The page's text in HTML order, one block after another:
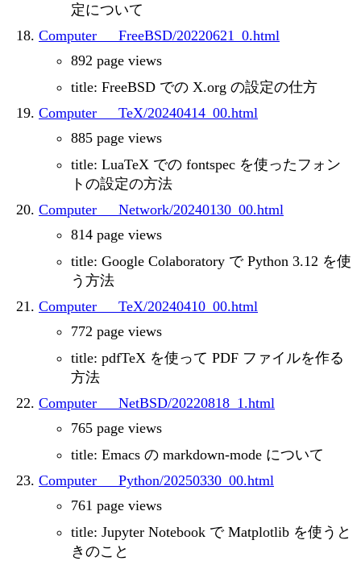
定について
Computer___FreeBSD/20220621_0.html
892 page views
title: FreeBSD での X.org の設定の仕方
Computer___TeX/20240414_00.html
885 page views
title: LuaTeX での fontspec を使ったフォン
トの設定の方法
Computer___Network/20240130_00.html
814 page views
title: Google Colaboratory で Python 3.12 を使
う方法
Computer___TeX/20240410_00.html
772 page views
title: pdfTeX を使って PDF ファイルを作る
方法
Computer___NetBSD/20220818_1.html
765 page views
title: Emacs の markdown-mode について
Computer___Python/20250330_00.html
761 page views
title: Jupyter Notebook で Matplotlib を使うと
きのこと